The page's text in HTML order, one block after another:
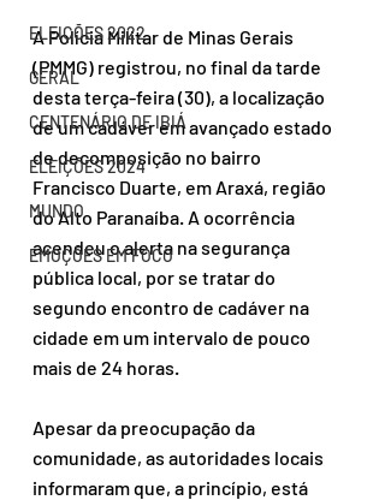
ELEIÇÕES 2022
GERAL
CENTENÁRIO DE IBIÁ
ELEIÇÕES 2024
MUNDO
EMOÇÕES EM FOCO
A Polícia Militar de Minas Gerais
(PMMG) registrou, no final da tarde
desta terça-feira (30), a localização
de um cadáver em avançado estado
de decomposição no bairro
Francisco Duarte, em Araxá, região
do Alto Paranaíba. A ocorrência
acendeu o alerta na segurança
pública local, por se tratar do
segundo encontro de cadáver na
cidade em um intervalo de pouco
mais de 24 horas.
Apesar da preocupação da
comunidade, as autoridades locais
informaram que, a princípio, está